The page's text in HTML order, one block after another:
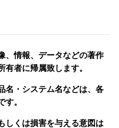
、情報、データなどの著作
者に帰属致します。
名・システム名などは、各
。
しくは損害を与える意図は